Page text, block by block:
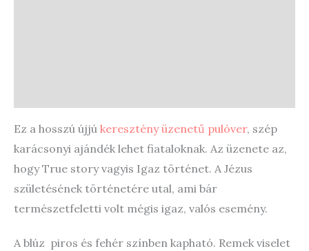
Ez a hosszú újjú keresztény üzenetű pulóver, szép
karácsonyi ajándék lehet fiataloknak. Az üzenete az,
hogy True story vagyis Igaz történet. A Jézus
születésének történetére utal, ami bár
természetfeletti volt mégis igaz, valós esemény.
A blúz piros és fehér színben kapható. Remek viselet